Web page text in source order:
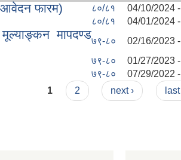
फारम) ८०/८१ 04/10/2024
८०/८१ 04/01/2024
मूल्याङ्कन मापदण्ड७९-८० 02/16/2023
७९-८० 01/27/2023
७९-८० 07/29/2022
1 2 next ›